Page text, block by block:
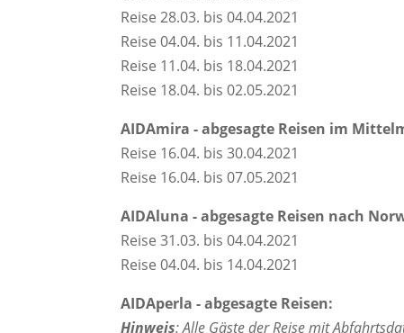
Reise 28.03. bis 04.04.2021
Reise 04.04. bis 11.04.2021
Reise 11.04. bis 18.04.2021
Reise 18.04. bis 02.05.2021
AIDAmira - abgesagte Reisen im
Reise 16.04. bis 30.04.2021
Reise 16.04. bis 07.05.2021
AIDAluna - abgesagte Reisen nach
Reise 31.03. bis 04.04.2021
Reise 04.04. bis 14.04.2021
AIDAperla - abgesagte Reisen:
Hinweis: Alle Gäste der Reise mit